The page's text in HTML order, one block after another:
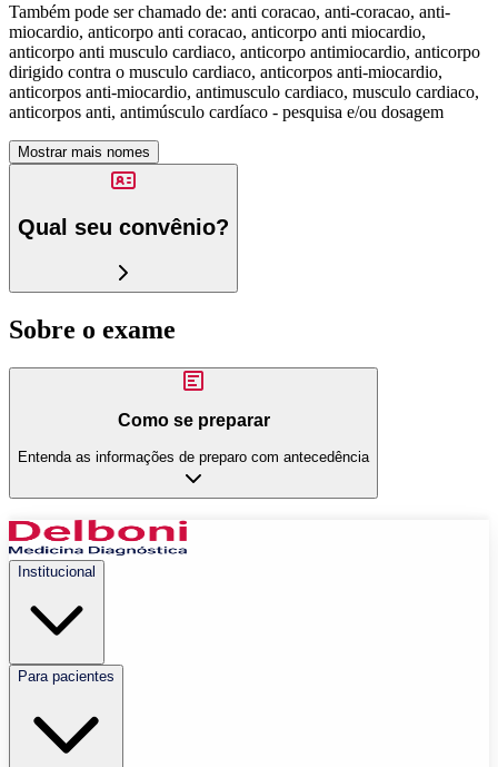
Também pode ser chamado de: anti coracao, anti-coracao, anti-
miocardio, anticorpo anti coracao, anticorpo anti miocardio,
anticorpo anti musculo cardiaco, anticorpo antimiocardio, anticorpo
dirigido contra o musculo cardiaco, anticorpos anti-miocardio,
anticorpos anti-miocardio, antimusculo cardiaco, musculo cardiaco,
anticorpos anti, antimúsculo cardíaco - pesquisa e/ou dosagem
Mostrar mais nomes
Qual seu convênio?
Sobre o exame
Como se preparar
Entenda as informações de preparo com antecedência
Institucional
Para pacientes